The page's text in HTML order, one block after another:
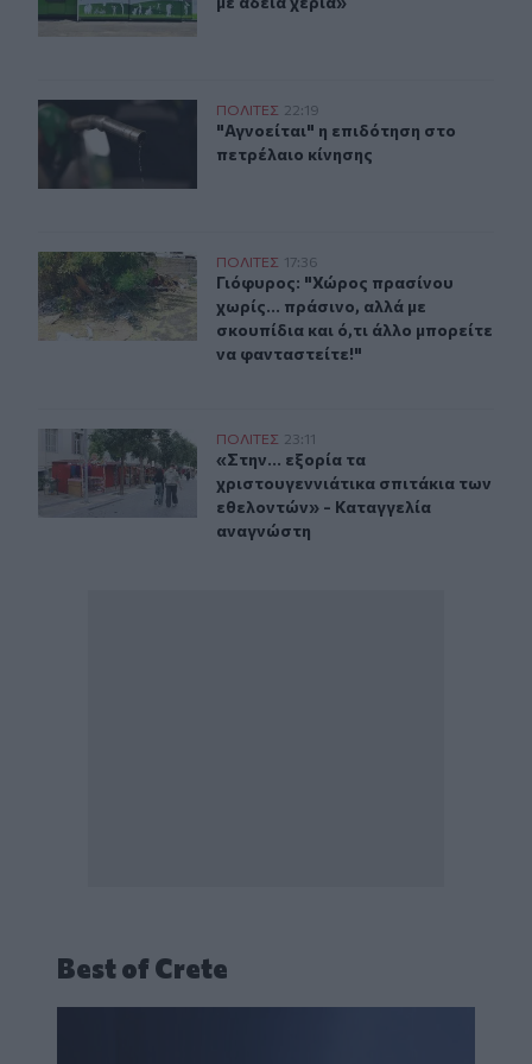
"Αγνοείται" η επιδότηση στο πετρέλαιο κίνησης
ΠΟΛΙΤΕΣ 22:19
"Αγνοείται" η επιδότηση στο
"Αγνοείται" η επιδότηση στο
πετρέλαιο κίνησης
Γιόφυρος: "Χώρος πρασίνου χωρίς... πράσινο, αλλά με
ΠΟΛΙΤΕΣ 17:36
Γιόφυρος: "Χώρος πρασίνου
Γιόφυρος: "Χώρος πρασίνου
χωρίς... πράσινο, αλλά με
σκουπίδια και ό,τι άλλο μπορείτε
να φανταστείτε!"
«Στην... εξορία τα χριστουγεννιάτικα σπιτάκια των
ΠΟΛΙΤΕΣ 23:11
«Στην... εξορία τα
«Στην... εξορία τα
χριστουγεννιάτικα σπιτάκια των
εθελοντών» - Καταγγελία
αναγνώστη
Best of Crete